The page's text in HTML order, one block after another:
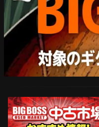
中古市場おすすめ情報!!
ネコポス対象商品はコチ